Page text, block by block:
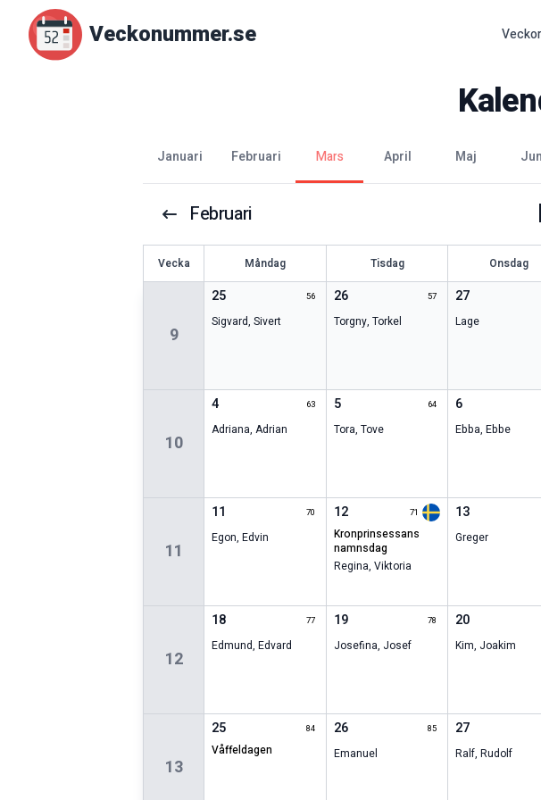
Veckonummer.se Veckor
januari februari mars april maj
Februari
Vecka Måndag Tisdag Onsdag
9
25 56
Sigvard,Sivert
26 57
Torgny, Torkel
27
Lage
10
4 63
Adriana,Adrian
5 64
Tora, Tove
6
Ebba,Ebbe
11
11 70
Egon,Edvin
12 71
kronprinsessans
namnsdag
Regina, Viktoria
13
Greger
12
18 77
Edmund,Edvard
19 78
Josefina, Josef
20
Kim, Joakim
13
25 84
våffeldagen
26 85
Emanuel
27
Ralf,Rudolf